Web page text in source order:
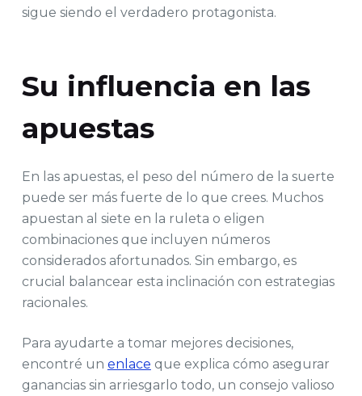
sigue siendo el verdadero protagonista.
Su influencia en las
apuestas
En las apuestas, el peso del número de la suerte
puede ser más fuerte de lo que crees. Muchos
apuestan al siete en la ruleta o eligen
combinaciones que incluyen números
considerados afortunados. Sin embargo, es
crucial balancear esta inclinación con estrategias
racionales.
Para ayudarte a tomar mejores decisiones,
encontré un enlace que explica cómo asegurar
ganancias sin arriesgarlo todo, un consejo valioso